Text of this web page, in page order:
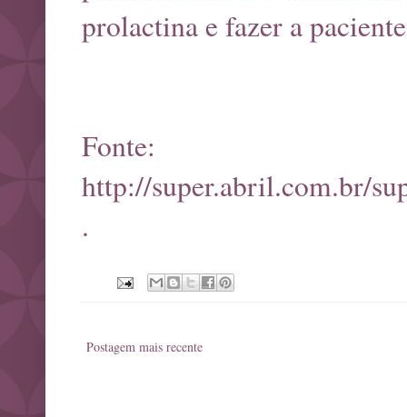
prolactina e fazer a
Fonte:
http://super.abril.com.br/
.
Postagem mais recente